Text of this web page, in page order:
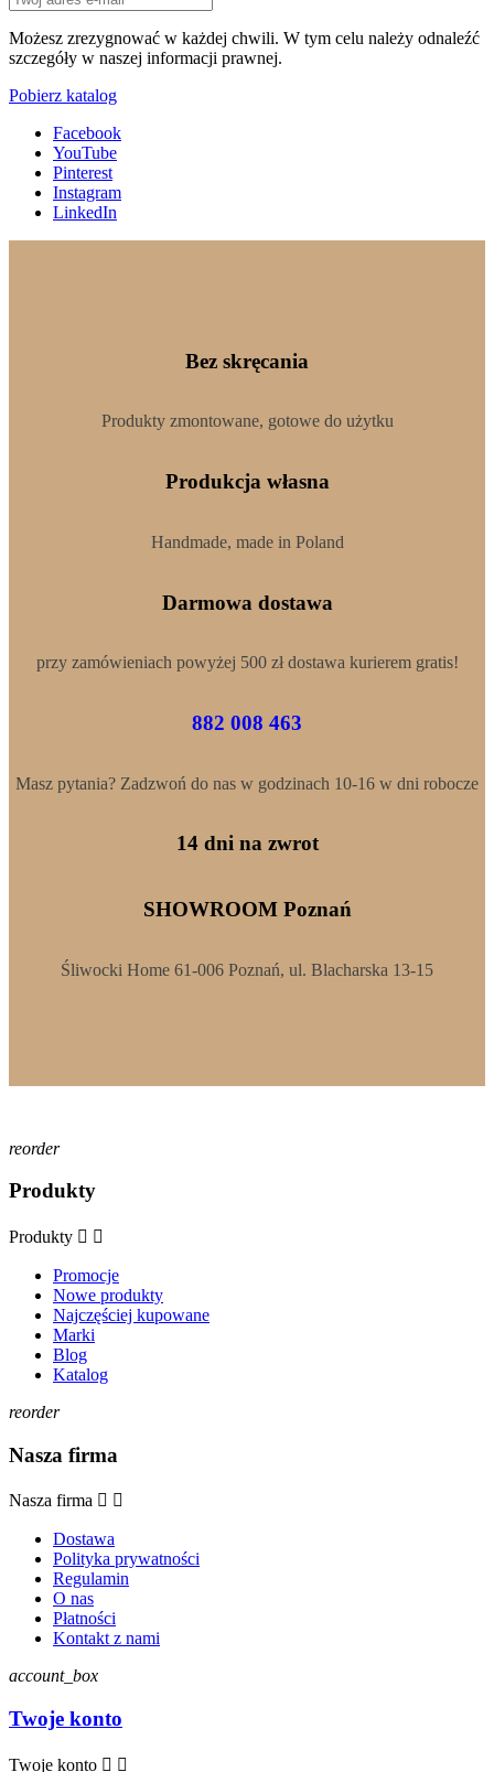
Możesz zrezygnować w każdej chwili. W tym celu należy odnaleźć
szczegóły w naszej informacji prawnej.
Pobierz katalog
Facebook
YouTube
Pinterest
Instagram
LinkedIn
Bez skręcania
Produkty zmontowane, gotowe do użytku
Produkcja własna
Handmade, made in Poland
Darmowa dostawa
przy zamówieniach powyżej 500 zł dostawa kurierem gratis!
882 008 463
Masz pytania? Zadzwoń do nas w godzinach 10-16 w dni robocze
14 dni na zwrot
SHOWROOM Poznań
Śliwocki Home 61-006 Poznań, ul. Blacharska 13-15
reorder
Produkty
Produkty  
Promocje
Nowe produkty
Najczęściej kupowane
Marki
Blog
Katalog
reorder
Nasza firma
Nasza firma  
Dostawa
Polityka prywatności
Regulamin
O nas
Płatności
Kontakt z nami
account_box
Twoje konto
Twoje konto  